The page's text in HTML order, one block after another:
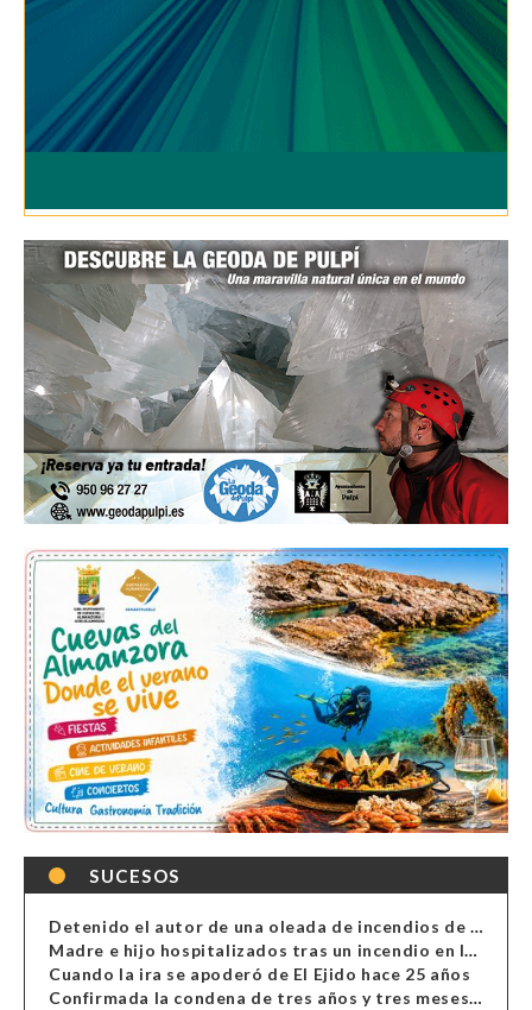
SUCESOS
Detenido el autor de una oleada de incendios de contenedores en Almería
Madre e hijo hospitalizados tras un incendio en la cocina de una vivienda en Almería
Cuando la ira se apoderó de El Ejido hace 25 años
Confirmada la condena de tres años y tres meses al hombre de Antas acusado de xenofobia